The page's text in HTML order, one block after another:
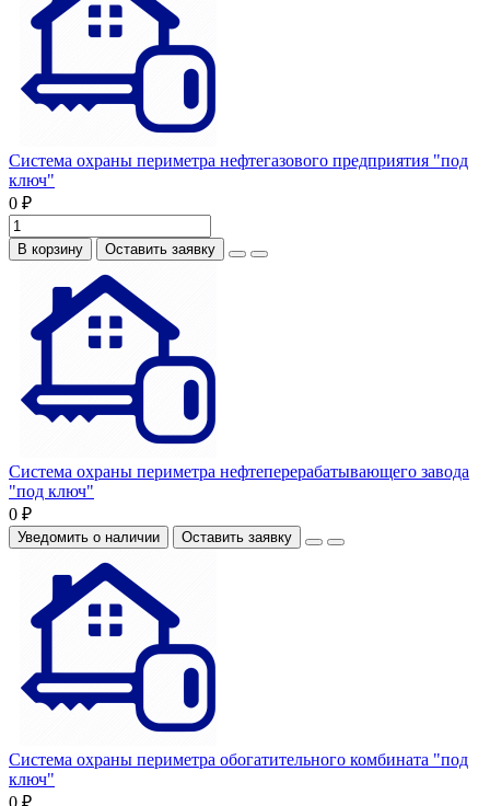
Система охраны периметра нефтегазового предприятия "под
ключ"
0 ₽
В корзину Оставить заявку
Система охраны периметра нефтеперерабатывающего завода
"под ключ"
0 ₽
Уведомить о наличии Оставить заявку
Система охраны периметра обогатительного комбината "под
ключ"
0 ₽